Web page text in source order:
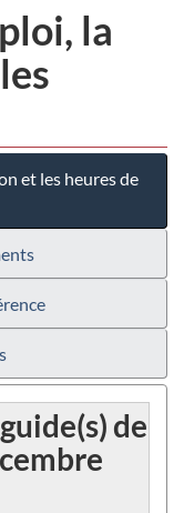
la
et les heures de
de